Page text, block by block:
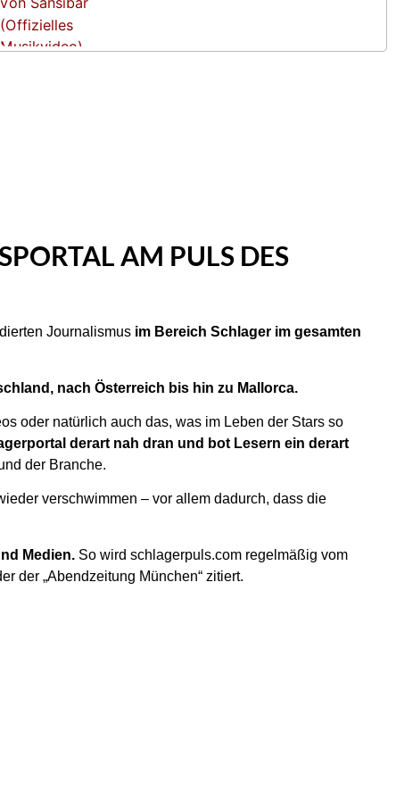
AM PULS DES
Journalismus im Bereich Schlager im gesamten
nach Österreich bis hin zu Mallorca.
oder natürlich auch das, was im Leben der Stars so
derart nah dran und bot Lesern ein derart
der Branche.
verschwimmen – vor allem dadurch, dass die
Medien. So wird schlagerpuls.com regelmäßig vom
der „Abendzeitung München“ zitiert.